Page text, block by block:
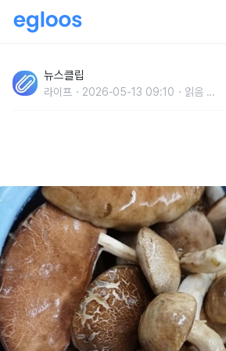
씻으면 안 된다에 대한 요리 전문가
뉴스클립
라이프 2026-05-13 09:10 읽음 ...